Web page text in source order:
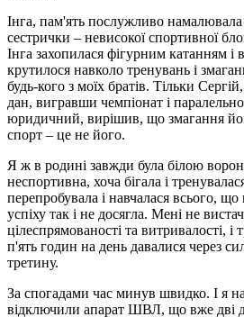
Інга, пам'ять послужливо
сестрички – невисокої спортивної
Інга захопилася фігурним катанням і
крутилося навколо тренувань і
будь-кого з моїх братів. Тільки
дан, вигравши чемпіонат і
юридичний, вирішив, що змагання
спорт – це не його.
Я ж в родині завжди була білою
неспортивна, хоча бігала і
перепробувала і навчалася всього, що
успіху так і не досягла. Мені не
цілеспрямованості та витривалості,
п'ять годин на день давалися через
третину.
За спогадами час минув швидко. І я
відключили апарат ШВЛ, що вже дві